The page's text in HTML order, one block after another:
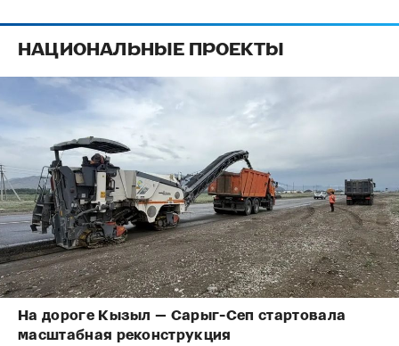
НАЦИОНАЛЬНЫЕ ПРОЕКТЫ
На дороге Кызыл — Сарыг-Сеп стартовала
масштабная реконструкция